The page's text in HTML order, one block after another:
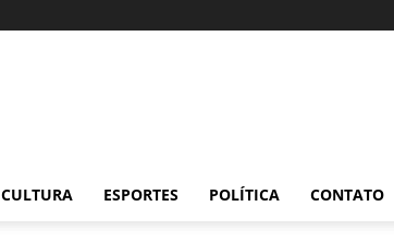
CULTURA ESPORTES POLÍTICA CONTATO